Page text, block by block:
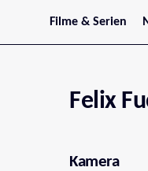
Filme & Serien
Trailer
Serienarchiv
Felix
Kamera